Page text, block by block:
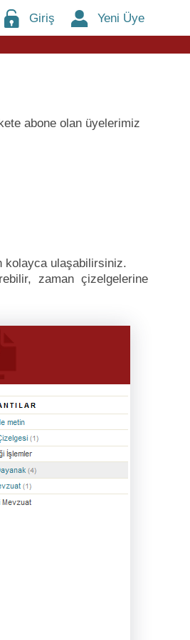
Giriş Yeni Üye
abone olan üyelerimiz
kolayca ulaşabilirsiniz.
zaman çizelgelerine